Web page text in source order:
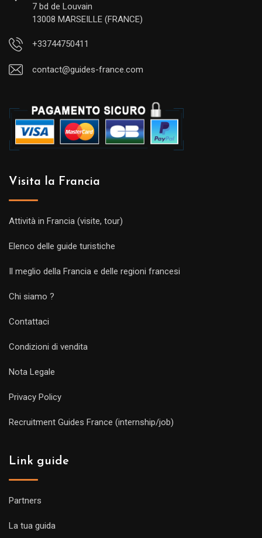
7 bd de Louvain
13008 MARSEILLE (FRANCE)
+33744750411
contact@guides-france.com
Visita la Francia
Attività in Francia (visite, tour)
Elenco delle guide turistiche
Il meglio della Francia e delle regioni francesi
Chi siamo ?
Contattaci
Condizioni di vendita
Nota Legale
Privacy Policy
Recruitment Guides France (internship/job)
Link guide
Partners
La tua guida